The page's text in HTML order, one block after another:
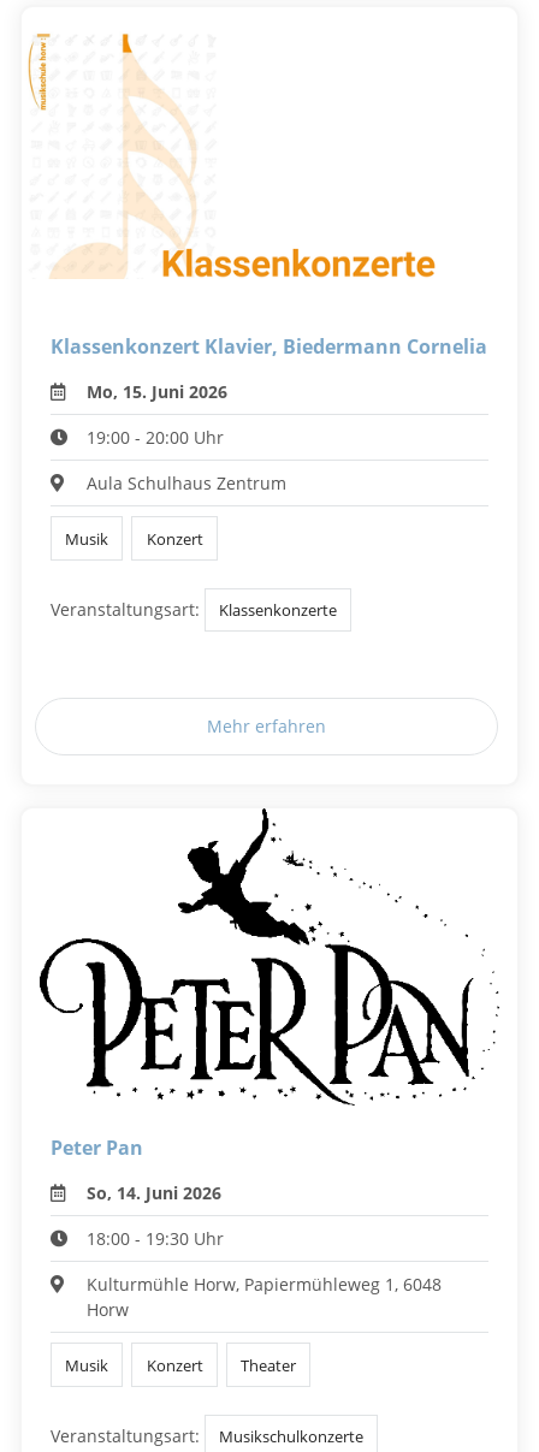
Klassenkonzert Klavier, Biedermann Cornelia
Mo, 15. Juni 2026
19:00 - 20:00 Uhr
Aula Schulhaus Zentrum
Musik Konzert
Veranstaltungsart: Klassenkonzerte
Mehr erfahren
Peter Pan
So, 14. Juni 2026
18:00 - 19:30 Uhr
Kulturmühle Horw, Papiermühleweg 1, 6048
Horw
Musik Konzert Theater
Veranstaltungsart: Musikschulkonzerte